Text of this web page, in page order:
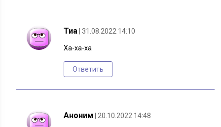
Тиа | 31.08.2022 14:10
Ха-ха-ха
Ответить
Аноним | 20.10.2022 14:48